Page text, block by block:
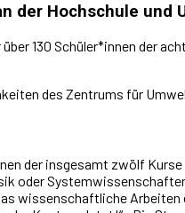
der Hochschule und
130 Schüler*innen der
des Zentrums für
der insgesamt zwölf
wissenschaftliche Arbeiten